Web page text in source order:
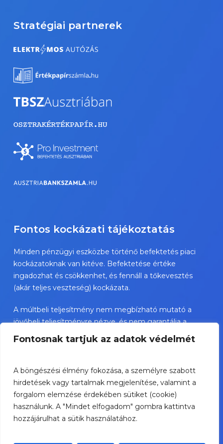
Fontosnak tartjuk az adatok védelmét
A böngészési élmény fokozása, a személyre szabott
hirdetések vagy tartalmak megjelenítése, valamint a
forgalom elemzése érdekében sütiket (cookie)
használunk. A "Mindet elfogadom" gombra kattintva
hozzájárulhat a sütik használatához.
Stratégiai partnerek
Fontos kockázati tájékoztatás
Minden pénzügyi eszközbe történő befektetés piaci
kockázatoknak van kitéve. Befektetése értéke
ingadozhat és csökkenhet, és fennáll a tőkevesztés
(akár teljes veszteség) kockázata.
A múltbeli teljesítmény nem megbízható mutató a
jövőbeli teljesítményre nézve, és nem garantálja a
jövőbeli sikereket.
függ és változhat.
A bemutatott értékpapírok nem személyre szóló
befektetési ajánlások, és jelentős kockázatot
hordozhatnak.